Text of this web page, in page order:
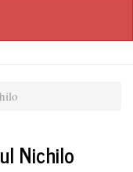
Nichilo